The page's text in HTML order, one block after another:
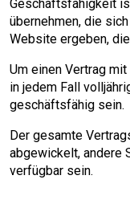
Geschäftsfähigkeit
übernehmen, die
Website ergeben,
Um einen Vertrag
in jedem Fall
geschäftsfähig sein.
Der gesamte
abgewickelt, andere
verfügbar sein.